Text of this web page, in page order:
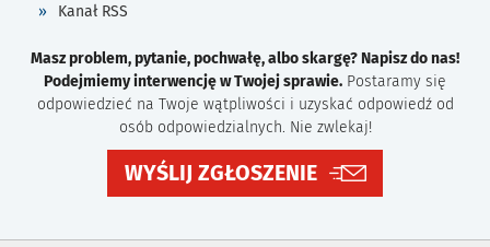
Kanał RSS
Masz problem, pytanie, pochwałę, albo skargę? Napisz do nas!
Podejmiemy interwencję w Twojej sprawie. Postaramy się
odpowiedzieć na Twoje wątpliwości i uzyskać odpowiedź od
osób odpowiedzialnych. Nie zwlekaj!
WYŚLIJ ZGŁOSZENIE